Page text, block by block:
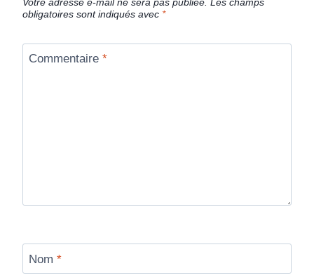
Votre adresse e-mail ne sera pas publiée. Les champs
obligatoires sont indiqués avec *
Commentaire *
Nom *